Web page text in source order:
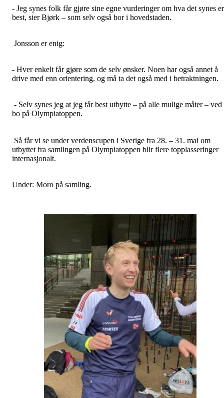
- Jeg synes folk får gjøre sine egne vurderinger om hva det synes er
best, sier Bjørk – som selv også bor i hovedstaden.
Jonsson er enig:
- Hver enkelt får gjøre som de selv ønsker. Noen har også annet å
drive med enn orientering, og må ta det også med i betraktningen.
- Selv synes jeg at jeg får best utbytte – på alle mulige måter – ved
bo på Olympiatoppen.
Så får vi se under verdenscupen i Sverige fra 28. – 31. mai om
utbyttet fra samlingen på Olympiatoppen blir flere topplasseringer
internasjonalt.
Under: Moro på samling.